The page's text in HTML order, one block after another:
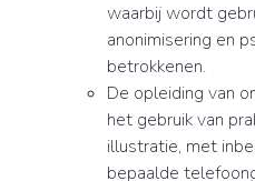
waarbij wordt
anonimisering en
betrokkenen.
De opleiding van
het gebruik van
illustratie, met
bepaalde